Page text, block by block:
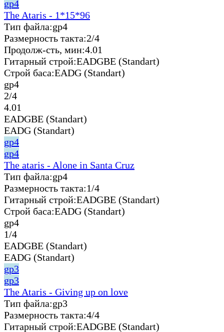
gp4
The Ataris - 1*15*96
Тип файла:gp4
Размерность такта:2/4
Продолж-сть, мин:4.01
Гитарный строй:EADGBE (Standart)
Строй баса:EADG (Standart)
gp4
2/4
4.01
EADGBE (Standart)
EADG (Standart)
gp4
gp4
The ataris - Alone in Santa Cruz
Тип файла:gp4
Размерность такта:1/4
Гитарный строй:EADGBE (Standart)
Строй баса:EADG (Standart)
gp4
1/4
EADGBE (Standart)
EADG (Standart)
gp3
gp3
The Ataris - Giving up on love
Тип файла:gp3
Размерность такта:4/4
Гитарный строй:EADGBE (Standart)